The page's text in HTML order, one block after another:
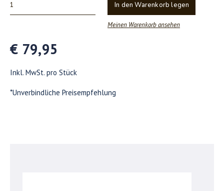
In den Warenkorb legen
Meinen Warenkorb ansehen
€ 79,95
Inkl. MwSt. pro Stück
*Unverbindliche Preisempfehlung